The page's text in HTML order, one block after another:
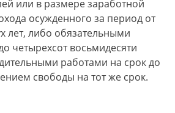
или в размере заработной
осужденного за период от
лет, либо обязательными
четырехсот восьмидесяти
работами на срок до
свободы на тот же срок.